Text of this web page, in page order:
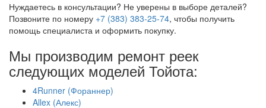
Нуждаетесь в консультации? Не уверены в выборе деталей?
Позвоните по номеру +7 (383) 383-25-74, чтобы получить
помощь специалиста и оформить покупку.
Мы производим ремонт реек
следующих моделей Тойота:
4Runner (Фораннер)
Allex (Алекс)